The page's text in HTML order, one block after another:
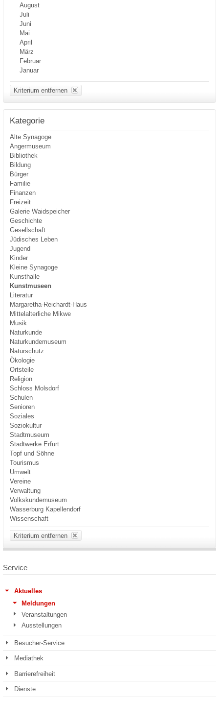
August
Juli
Juni
Mai
April
März
Februar
Januar
Kriterium entfernen
Kategorie
Alte Synagoge
Angermuseum
Bibliothek
Bildung
Bürger
Familie
Finanzen
Freizeit
Galerie Waidspeicher
Geschichte
Gesellschaft
Jüdisches Leben
Jugend
Kinder
Kleine Synagoge
Kunsthalle
Kunstmuseen
Literatur
Margaretha-Reichardt-Haus
Mittelalterliche Mikwe
Musik
Naturkunde
Naturkundemuseum
Naturschutz
Ökologie
Ortsteile
Religion
Schloss Molsdorf
Schulen
Senioren
Soziales
Soziokultur
Stadtmuseum
Stadtwerke Erfurt
Topf und Söhne
Tourismus
Umwelt
Vereine
Verwaltung
Volkskundemuseum
Wasserburg Kapellendorf
Wissenschaft
Kriterium entfernen
Service
Aktuelles
Meldungen
Veranstaltungen
Ausstellungen
Besucher-Service
Mediathek
Barrierefreiheit
Dienste